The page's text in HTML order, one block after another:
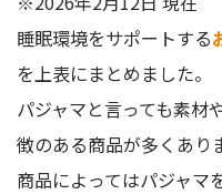
睡眠環境をサポートする
を上表にまとめました。
パジャマと言っても素材
徴のある商品が多くあり
商品によってはパジャマ